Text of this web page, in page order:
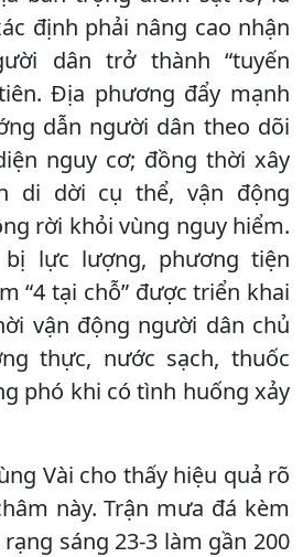
định phải nâng cao nhận
dân trở thành “tuyến
Địa phương đẩy mạnh
dẫn người dân theo dõi
nguy cơ; đồng thời xây
di dời cụ thể, vận động
rời khỏi vùng nguy hiểm.
bị lực lượng, phương tiện
“4 tại chỗ” được triển khai
vận động người dân chủ
thực, nước sạch, thuốc
phó khi có tình huống xảy
Vài cho thấy hiệu quả rõ
này. Trận mưa đá kèm
sáng 23-3 làm gần 200